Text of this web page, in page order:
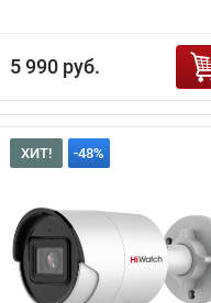
5 990 руб.
ХИТ! -48%